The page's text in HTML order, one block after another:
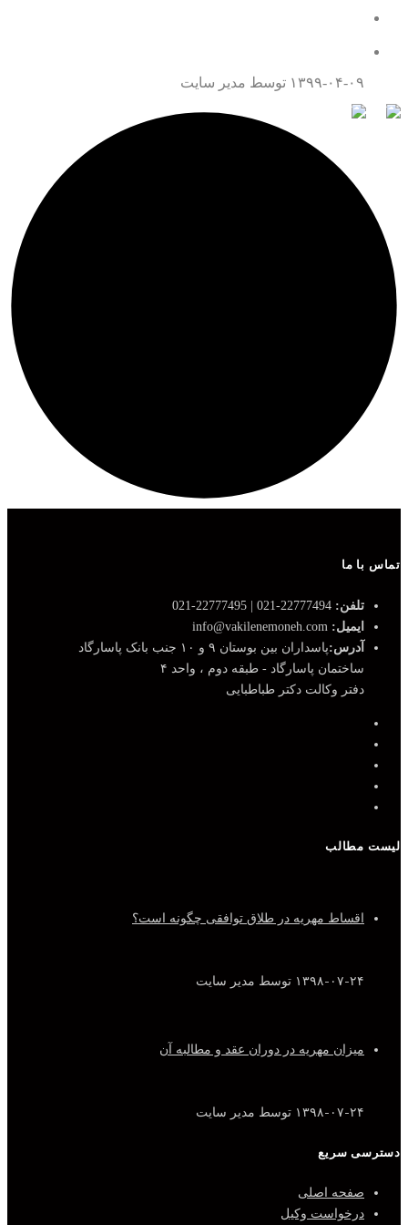
۱۳۹۹-۰۴-۰۹ توسط مدیر سایت
تماس با ما
تلفن:
ایمیل:
آدرس:پاسداران بین بوستان ۹ و ۱۰ جنب بانک پاسارگاد
ساختمان پاسارگاد - طبقه دوم ، واحد ۴
دفتر وکالت دکتر طباطبایی
لیست مطالب
اقساط مهریه در طلاق توافقی چگونه است؟
۱۳۹۸-۰۷-۲۴ توسط مدیر سایت
میزان مهریه در دوران عقد و مطالبه آن
۱۳۹۸-۰۷-۲۴ توسط مدیر سایت
دسترسی سریع
صفحه اصلی
درخواست وکیل